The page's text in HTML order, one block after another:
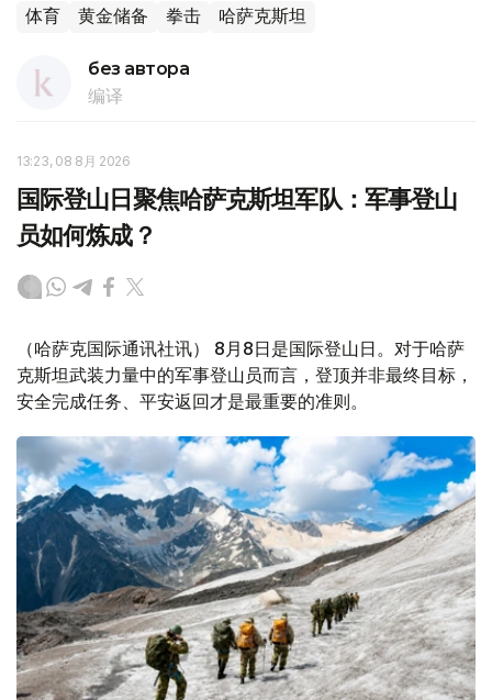
体育 黄金储备 拳击 哈萨克斯坦
без автора
编译
13:23, 08 8月 2026
国际登山日聚焦哈萨克斯坦军队：军事登山
员如何炼成？
（哈萨克国际通讯社讯） 8月8日是国际登山日。对于哈萨
克斯坦武装力量中的军事登山员而言，登顶并非最终目标，
安全完成任务、平安返回才是最重要的准则。